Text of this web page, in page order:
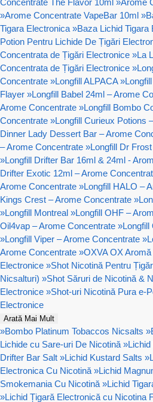
Concentrate The Flavor 10ml »Arome
»Arome Concentrate VapeBar 10ml »
Tigara Electronica »Baza Lichid Tigara
Potion Pentru Lichide De Țigări
Concentrata de Țigări Electronice »La
Concentrata de Țigări Electronice »
Concentrate »Longfill ALPACA »
Flayer »Longfill Babel 24ml – Arome
Arome Concentrate »Longfill Bombo
Concentrate »Longfill Curieux Potions
Dinner Lady Dessert Bar – Arome
– Arome Concentrate »Longfill Dr
»Longfill Drifter Bar 16ml & 24ml -
Drifter Exotic 12ml – Arome
Arome Concentrate »Longfill HALO –
Kings Crest – Arome Concentrate »
»Longfill Montreal »Longfill OHF –
Oil4vap – Arome Concentrate »Longfill
»Longfill Viper – Arome Concentrate »
Arome Concentrate »OXVA OX
Electronice »Shot Nicotină Pentru
Nicsalturi) »Shot Săruri de Nicotină &
Electronice »Shot-uri Nicotină Pura e-
Electronice
Arată Mai Mult
»Bombo Platinum Tobaccos Nicsalts »
Lichide cu Sare-uri De Nicotină »
Drifter Bar Salt »Lichid Kustard Salts »
Electronica Cu Nicotină »Lichid
Smokemania Cu Nicotină »Lichid
»Lichid Țigară Electronică cu Nicotina